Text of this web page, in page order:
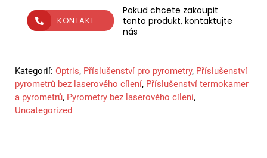
Pokud chcete zakoupit
tento produkt, kontaktujte
nás
KONTAKT
Kategorií: Optris, Příslušenství pro pyrometry, Příslušenství
pyrometrů bez laserového cílení, Příslušenství termokamer
a pyrometrů, Pyrometry bez laserového cílení,
Uncategorized